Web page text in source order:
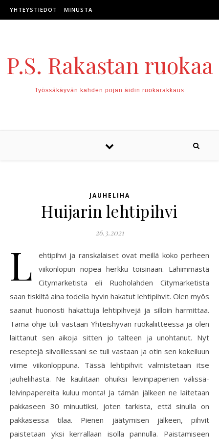
Skip to content
YHTEYSTIEDOT MINUSTA
P.S. Rakastan ruokaa
Työssäkäyvän kahden pojan äidin ruokarakkaus
JAUHELIHA
Huijarin lehtipihvi
26.3.2021
L
ehtipihvi ja ranskalaiset ovat meillä koko perheen
viikonlopun nopea herkku toisinaan. Lähimmästä
Citymarketista eli Ruoholahden Citymarketista
saan tiskiltä aina todella hyvin hakatut lehtipihvit. Olen myös
saanut huonosti hakattuja lehtipihvejä ja silloin harmittaa.
Tämä ohje tuli vastaan Yhteishyvän ruokaliitteessä ja olen
laittanut sen aikoja sitten jo talteen ja unohtanut. Nyt
reseptejä siivoillessani se tuli vastaan ja otin sen kokeiluun
viime viikonloppuna. Tässä lehtipihvit valmistetaan itse
jauhelihasta. Ne kaulitaan ohuiksi leivinpaperien välissä-
leivinpapereita kuluu monta! Ja tämän jälkeen ne laitetaan
pakkaseen 30 minuutiksi, joten tarkista, että sinulla on
pakkasessa tilaa. Pienen jäätymisen jälkeen, pihvit
paistetaan yksi kerrallaan isolla pannulla. Paistamiseen